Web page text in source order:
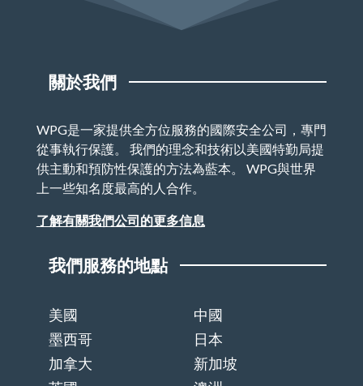
關於我們
WPG是一家提供全方位服務的國際安全公司，專門
從事執行保護。 我們的理念和技術以美國特勤局提
供主動和預防性保護的方法為藍本。 WPG與世界
上一些知名度最高的人合作。
了解有關我們公司的更多信息
我們服務的地點
美國
中國
墨西哥
日本
加拿大
新加坡